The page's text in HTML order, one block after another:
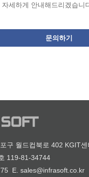
세하게 안내해드리겠습니
문의하기
구 월드컵북로 402 KGIT
119-81-34744
E. sales@infrasoft.co.kr